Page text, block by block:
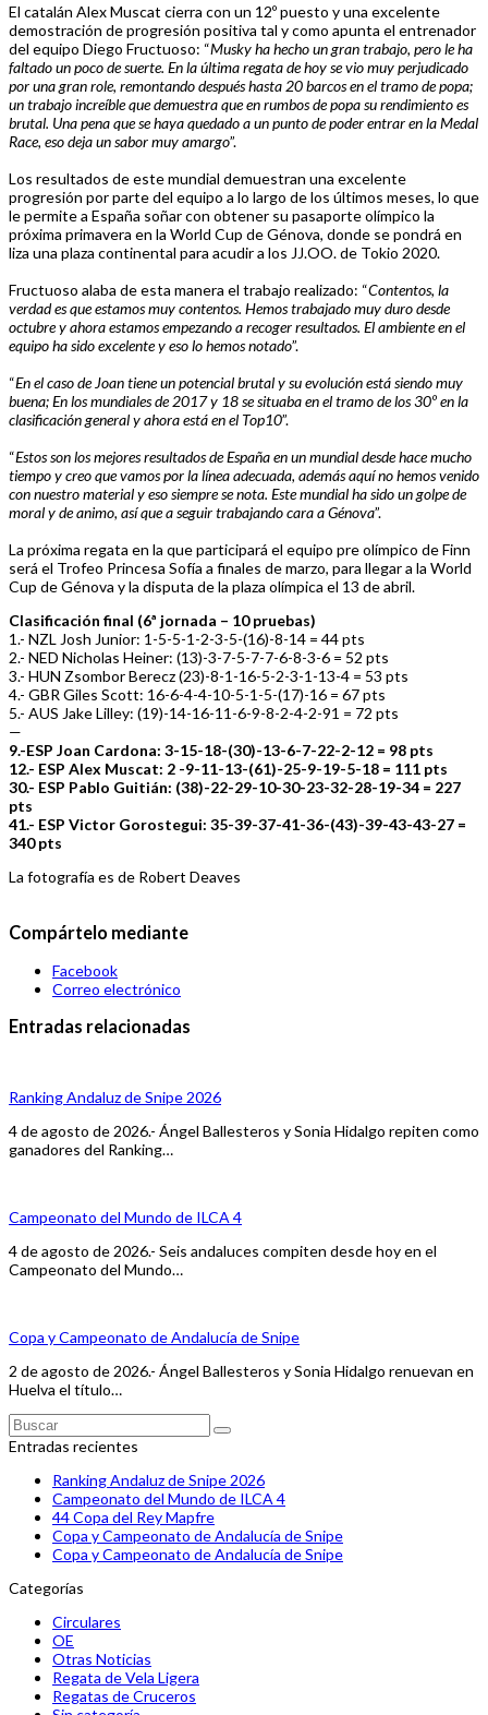
El catalán Alex Muscat cierra con un 12º puesto y una excelente
demostración de progresión positiva tal y como apunta el entrenador
del equipo Diego Fructuoso: “Musky ha hecho un gran trabajo, pero le ha
faltado un poco de suerte. En la última regata de hoy se vio muy perjudicado
por una gran role, remontando después hasta 20 barcos en el tramo de popa;
un trabajo increíble que demuestra que en rumbos de popa su rendimiento es
brutal. Una pena que se haya quedado a un punto de poder entrar en la Medal
Race, eso deja un sabor muy amargo”.
Los resultados de este mundial demuestran una excelente
progresión por parte del equipo a lo largo de los últimos meses, lo que
le permite a España soñar con obtener su pasaporte olímpico la
próxima primavera en la World Cup de Génova, donde se pondrá en
liza una plaza continental para acudir a los JJ.OO. de Tokio 2020.
Fructuoso alaba de esta manera el trabajo realizado: “Contentos, la
verdad es que estamos muy contentos. Hemos trabajado muy duro desde
octubre y ahora estamos empezando a recoger resultados. El ambiente en el
equipo ha sido excelente y eso lo hemos notado”.
“En el caso de Joan tiene un potencial brutal y su evolución está siendo muy
buena; En los mundiales de 2017 y 18 se situaba en el tramo de los 30º en la
clasificación general y ahora está en el Top10”.
“Estos son los mejores resultados de España en un mundial desde hace mucho
tiempo y creo que vamos por la línea adecuada, además aquí no hemos venido
con nuestro material y eso siempre se nota. Este mundial ha sido un golpe de
moral y de animo, así que a seguir trabajando cara a Génova”.
La próxima regata en la que participará el equipo pre olímpico de Finn
será el Trofeo Princesa Sofía a finales de marzo, para llegar a la World
Cup de Génova y la disputa de la plaza olímpica el 13 de abril.
Clasificación final (6ª jornada – 10 pruebas)
1.- NZL Josh Junior: 1-5-5-1-2-3-5-(16)-8-14 = 44 pts
2.- NED Nicholas Heiner: (13)-3-7-5-7-7-6-8-3-6 = 52 pts
3.- HUN Zsombor Berecz (23)-8-1-16-5-2-3-1-13-4 = 53 pts
4.- GBR Giles Scott: 16-6-4-4-10-5-1-5-(17)-16 = 67 pts
5.- AUS Jake Lilley: (19)-14-16-11-6-9-8-2-4-2-91 = 72 pts
—
9.-ESP Joan Cardona: 3-15-18-(30)-13-6-7-22-2-12 = 98 pts
12.- ESP Alex Muscat: 2 -9-11-13-(61)-25-9-19-5-18 = 111 pts
30.- ESP Pablo Guitián: (38)-22-29-10-30-23-32-28-19-34 = 227
pts
41.- ESP Victor Gorostegui: 35-39-37-41-36-(43)-39-43-43-27 =
340 pts
La fotografía es de Robert Deaves
Compártelo mediante
Facebook
Correo electrónico
Entradas relacionadas
Ranking Andaluz de Snipe 2026
4 de agosto de 2026.- Ángel Ballesteros y Sonia Hidalgo repiten como
ganadores del Ranking…
Campeonato del Mundo de ILCA 4
4 de agosto de 2026.- Seis andaluces compiten desde hoy en el
Campeonato del Mundo…
Copa y Campeonato de Andalucía de Snipe
2 de agosto de 2026.- Ángel Ballesteros y Sonia Hidalgo renuevan en
Huelva el título…
Buscar
Enviar
Entradas recientes
Ranking Andaluz de Snipe 2026
Campeonato del Mundo de ILCA 4
44 Copa del Rey Mapfre
Copa y Campeonato de Andalucía de Snipe
Copa y Campeonato de Andalucía de Snipe
Categorías
Circulares
OE
Otras Noticias
Regata de Vela Ligera
Regatas de Cruceros